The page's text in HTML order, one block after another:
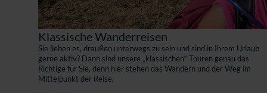
Klassische Wanderreisen
Sie lieben es, draußen unterwegs zu sein und sind in Ihrem Urlaub
gerne aktiv? Dann sind unsere „klassischen“ Touren genau das
Richtige für Sie, denn hier stehen das Wandern und der Weg im
Mittelpunkt der Reise.